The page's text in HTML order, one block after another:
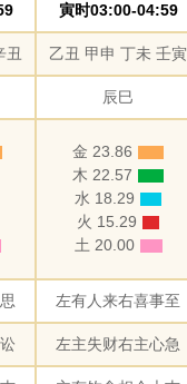
寅时03:00-04:59
丑 乙丑 甲申 丁未 壬寅
辰巳
金 23.86
木 22.57
水 18.29
火 15.29
土 20.00
左有人来右喜事至
左主失财右主心急